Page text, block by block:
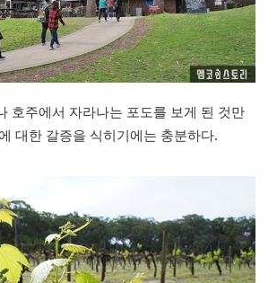
호주에서 자라나는 포도를 보게 된 것만
대한 갈증을 식히기에는 충분하다.